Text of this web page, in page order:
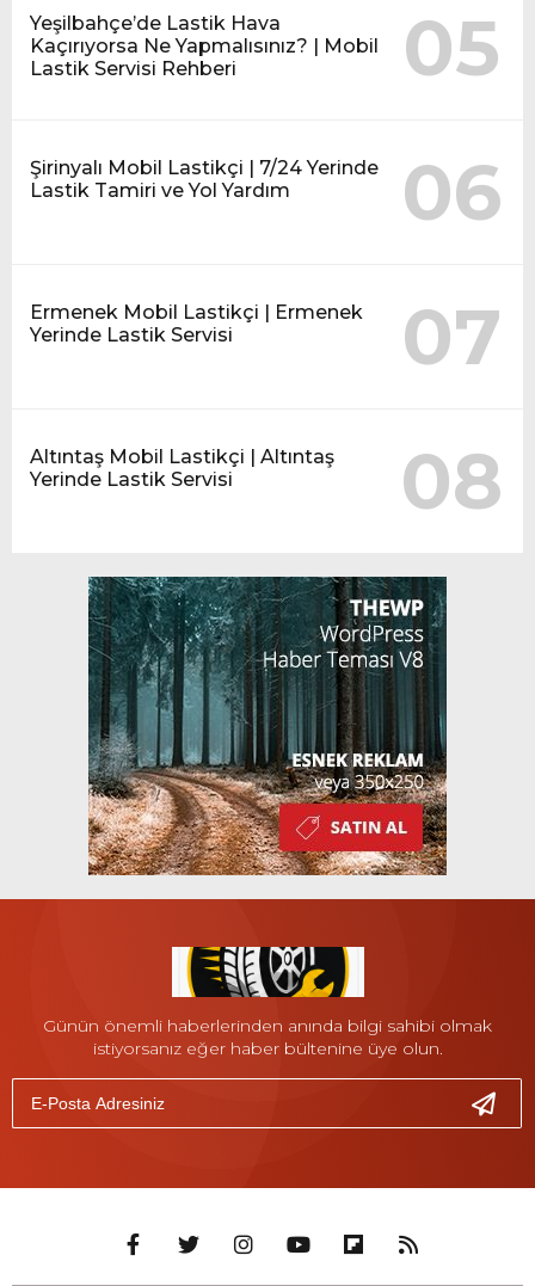
Yeşilbahçe’de Lastik Hava
Kaçırıyorsa Ne Yapmalısınız? | Mobil
Lastik Servisi Rehberi
05
Şirinyalı Mobil Lastikçi | 7/24 Yerinde
Lastik Tamiri ve Yol Yardım
06
Ermenek Mobil Lastikçi | Ermenek
Yerinde Lastik Servisi
07
Altıntaş Mobil Lastikçi | Altıntaş
Yerinde Lastik Servisi
08
Günün önemli haberlerinden anında bilgi sahibi olmak
istiyorsanız eğer haber bültenine üye olun.